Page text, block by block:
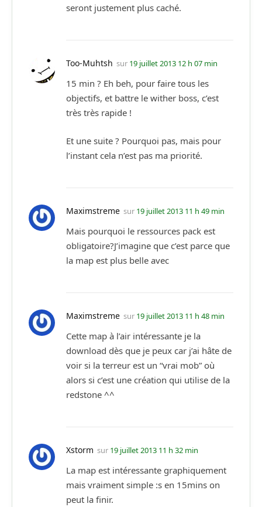
seront justement plus caché.
Too-Muhtsh sur 19 juillet 2013 12 h 07 min
15 min ? Eh beh, pour faire tous les
objectifs, et battre le wither boss, c’est
très très rapide !
Et une suite ? Pourquoi pas, mais pour
l’instant cela n’est pas ma priorité.
Maximstreme sur 19 juillet 2013 11 h 49 min
Mais pourquoi le ressources pack est
obligatoire?J’imagine que c’est parce que
la map est plus belle avec
Maximstreme sur 19 juillet 2013 11 h 48 min
Cette map à l’air intéressante je la
download dès que je peux car j’ai hâte de
voir si la terreur est un “vrai mob” où
alors si c’est une création qui utilise de la
redstone ^^
Xstorm sur 19 juillet 2013 11 h 32 min
La map est intéressante graphiquement
mais vraiment simple :s en 15mins on
peut la finir.